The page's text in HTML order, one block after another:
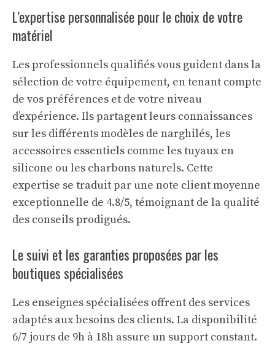
L’expertise personnalisée pour le choix de votre
matériel
Les professionnels qualifiés vous guident dans la
sélection de votre équipement, en tenant compte
de vos préférences et de votre niveau
d’expérience. Ils partagent leurs connaissances
sur les différents modèles de narghilés, les
accessoires essentiels comme les tuyaux en
silicone ou les charbons naturels. Cette
expertise se traduit par une note client moyenne
exceptionnelle de 4.8/5, témoignant de la qualité
des conseils prodigués.
Le suivi et les garanties proposées par les
boutiques spécialisées
Les enseignes spécialisées offrent des services
adaptés aux besoins des clients. La disponibilité
6/7 jours de 9h à 18h assure un support constant.